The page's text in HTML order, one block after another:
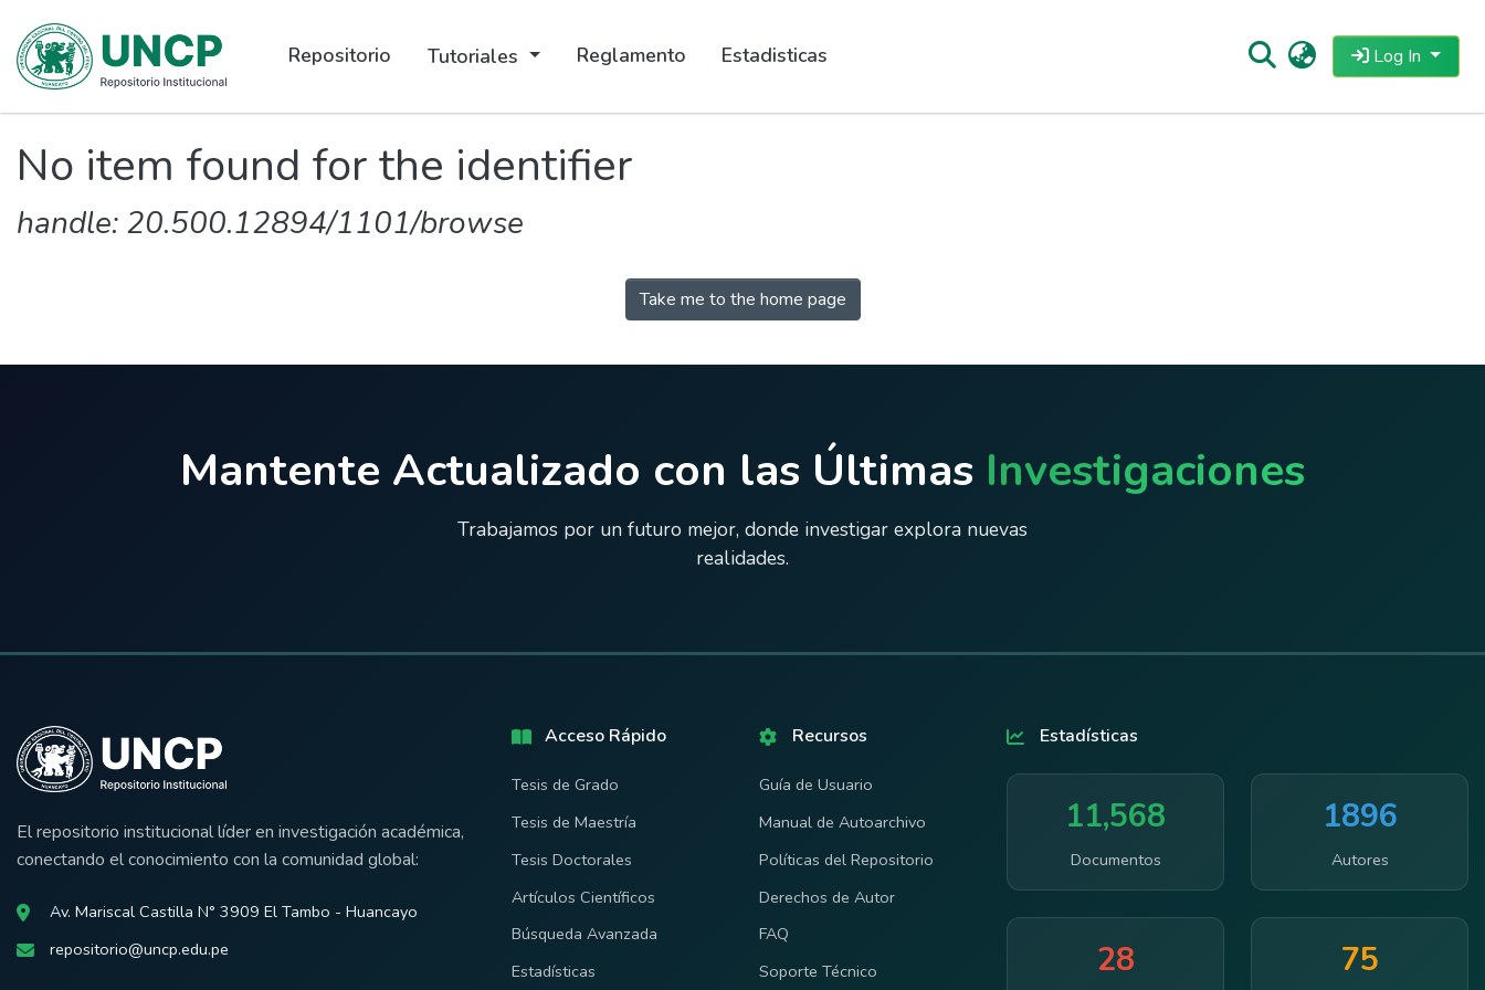
Repositorio Tutoriales Reglamento Estadisticas Log In
No item found for the identifier
handle: 20.500.12894/1101/browse
Take me to the home page
Mantente Actualizado con las Últimas Investigaciones
Trabajamos por un futuro mejor, donde investigar explora nuevas
realidades.
El repositorio institucional líder en investigación académica,
conectando el conocimiento con la comunidad global:
Av. Mariscal Castilla N° 3909 El Tambo - Huancayo
repositorio@uncp.edu.pe
Acceso Rápido
Tesis de Grado
Tesis de Maestría
Tesis Doctorales
Artículos Científicos
Búsqueda Avanzada
Estadísticas
Recursos
Guía de Usuario
Manual de Autoarchivo
Políticas del Repositorio
Derechos de Autor
FAQ
Soporte Técnico
Estadísticas
11,568
Documentos
1896
Autores
28 75